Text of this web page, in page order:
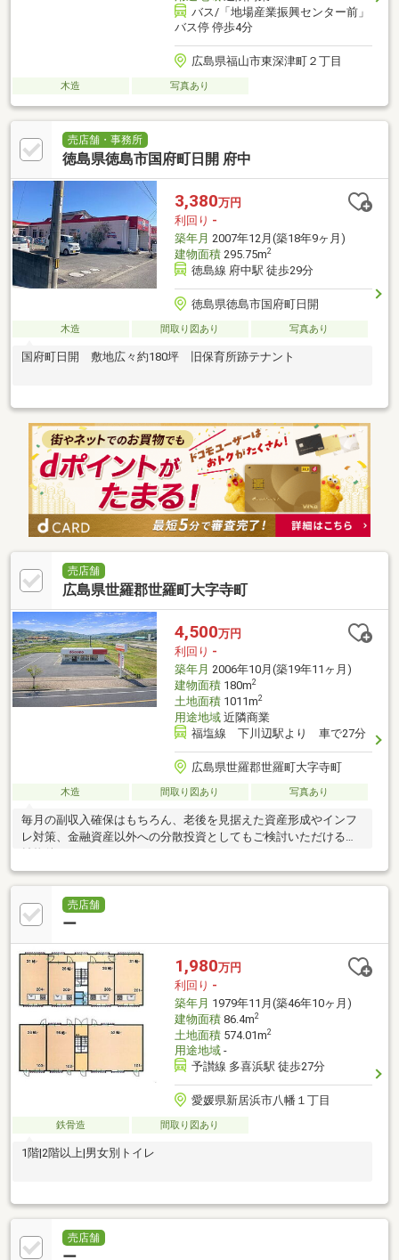
バス/「地場産業振興センター前」
バス停 停歩4分
広島県福山市東深津町２丁目
木造 写真あり
売店舗・事務所
徳島県徳島市国府町日開 府中
3,380万円
利回り -
築年月 2007年12月(築18年9ヶ月)
建物面積295.75m2
徳島線 府中駅 徒歩29分
徳島県徳島市国府町日開
木造 間取り図あり 写真あり
国府町日開 敷地広々約180坪 旧保育所跡テナント
売店舗
広島県世羅郡世羅町大字寺町
4,500万円
利回り -
築年月 2006年10月(築19年11ヶ月)
建物面積180m2
土地面積1011m2
用途地域近隣商業
福塩線 下川辺駅より 車で27分
広島県世羅郡世羅町大字寺町
木造 間取り図あり 写真あり
毎月の副収入確保はもちろん、老後を見据えた資産形成やインフ
レ対策、金融資産以外への分散投資としてもご検討いただける収
益物件です♪
売店舗
ー
1,980万円
利回り -
築年月 1979年11月(築46年10ヶ月)
建物面積86.4m2
土地面積574.01m2
用途地域-
予讃線 多喜浜駅 徒歩27分
愛媛県新居浜市八幡１丁目
鉄骨造 間取り図あり
1階|2階以上|男女別トイレ
売店舗